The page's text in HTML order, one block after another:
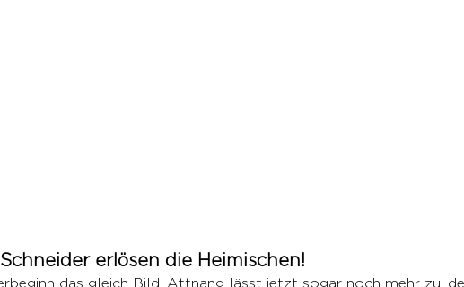
erlösen die Heimischen!
das gleich Bild, Attnang lässt jetzt sogar noch mehr zu,